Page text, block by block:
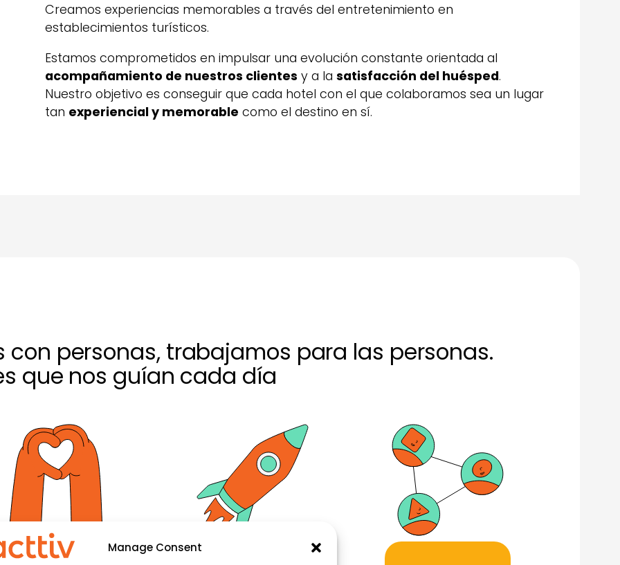
Manage Consent
Creamos experiencias memorables a través del entretenimiento en
establecimientos turísticos.
Estamos comprometidos en impulsar una evolución constante orientada al
acompañamiento de nuestros clientes y a lasatisfacción del huésped.
Nuestro objetivo es conseguir que cada hotel con el que colaboramos sea un lugar
tan experiencial y memorable como el destino en sí.
con personas, trabajamos para las personas.
que nos guían cada día